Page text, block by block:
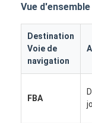
Vue
Destination
Voie de
navigation
FBA